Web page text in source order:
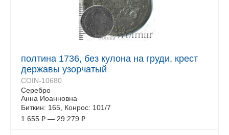
полтина 1736, без кулона на груди, крест
державы узорчатый
COIN-10680
Серебро
Анна Иоанновна
Биткин: 165, Конрос: 101/7
1 655 ₽ — 29 279 ₽